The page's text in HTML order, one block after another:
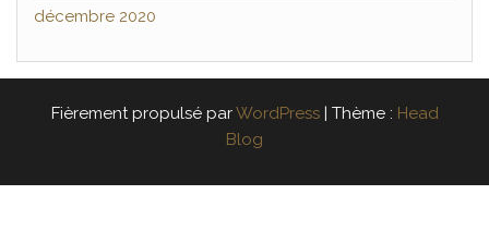
décembre 2020
Fièrement propulsé parWordPress | Thème : Head
Blog